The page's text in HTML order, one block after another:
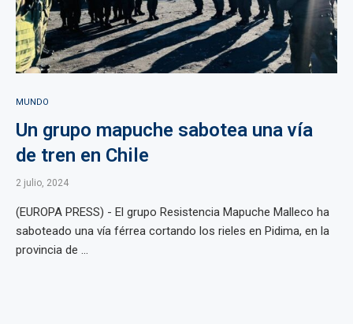
MUNDO
Un grupo mapuche sabotea una vía
de tren en Chile
2 julio, 2024
(EUROPA PRESS) - El grupo Resistencia Mapuche Malleco ha
saboteado una vía férrea cortando los rieles en Pidima, en la
provincia de ...